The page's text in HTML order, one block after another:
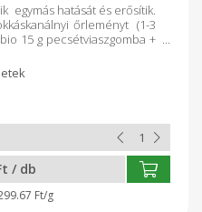
egymás hatását és erősítik.
őrleményt (1-3
15 g pecsétviaszgomba +
információ:
/ db
Ft/g